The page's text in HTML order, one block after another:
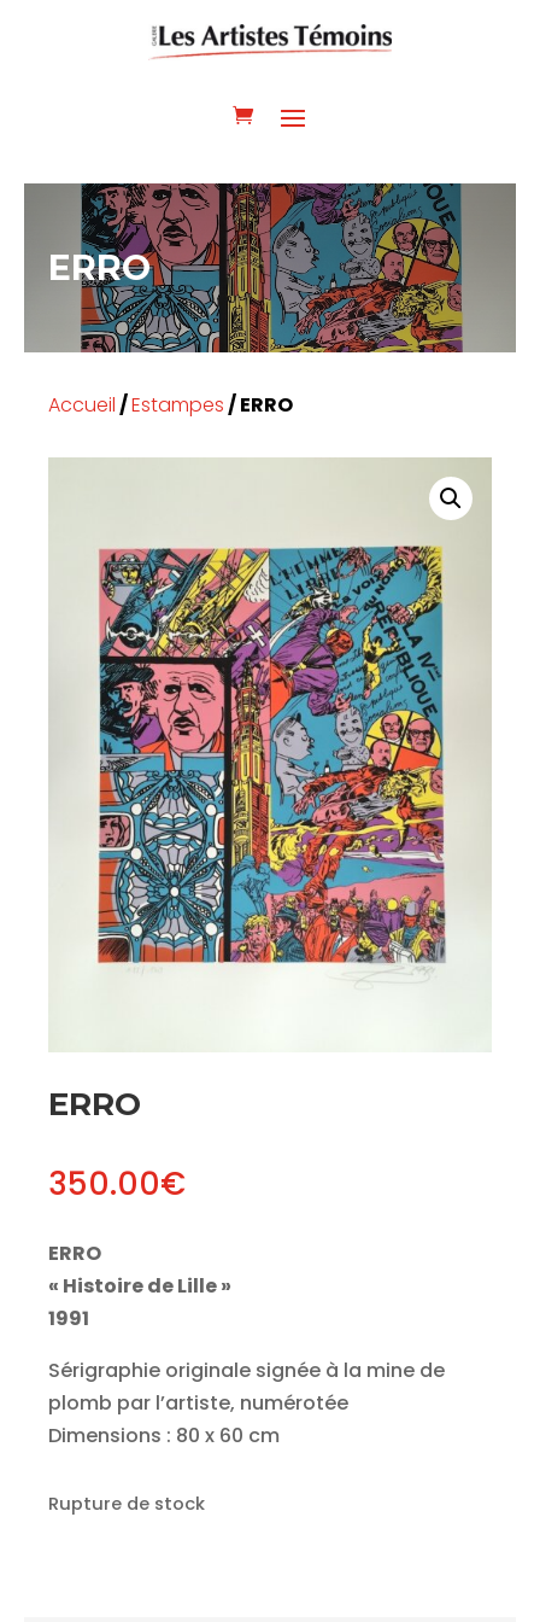
ERRO
Accueil/Estampes/ ERRO
ERRO
350.00€
ERRO
« Histoire de Lille »
1991
Sérigraphie originale signée à la mine de
plomb par l’artiste, numérotée
Dimensions : 80 x 60 cm
Rupture de stock